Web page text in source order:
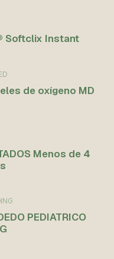
Softclix Instant
de oxígeno MD
Menos de 4
PEDIATRICO